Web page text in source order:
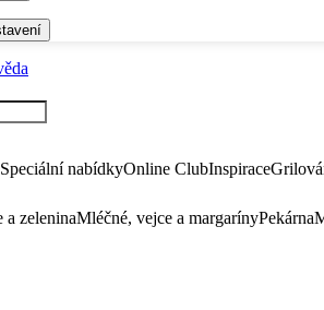
Speciální nabídkyOnline ClubInspirace
a zeleninaMléčné, vejce a margarínyPekárna